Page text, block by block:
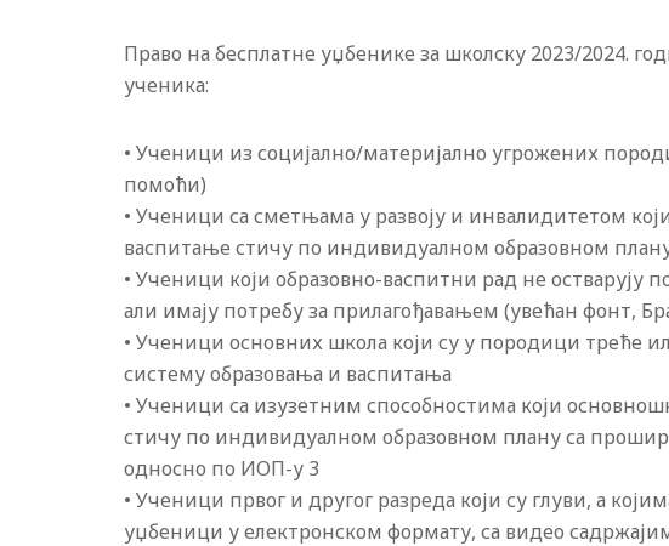
Право на бесплатне уџбенике за школску 2023/2024.
ученика:
• Ученици из социјално/материјално угрожених
помоћи)
• Ученици са сметњама у развоју и инвалидитетом
васпитање стичу по индивидуалном образовном
• Ученици који образовно-васпитни рад не
али имају потребу за прилагођавањем (увећан фонт,
• Ученици основних школа који су у породици треће
систему образовања и васпитања
• Ученици са изузетним способностима који
стичу по индивидуалном образовном плану са
односно по ИОП-у 3
• Ученици првог и другог разреда који су глуви, а
уџбеници у електронском формату, са видео